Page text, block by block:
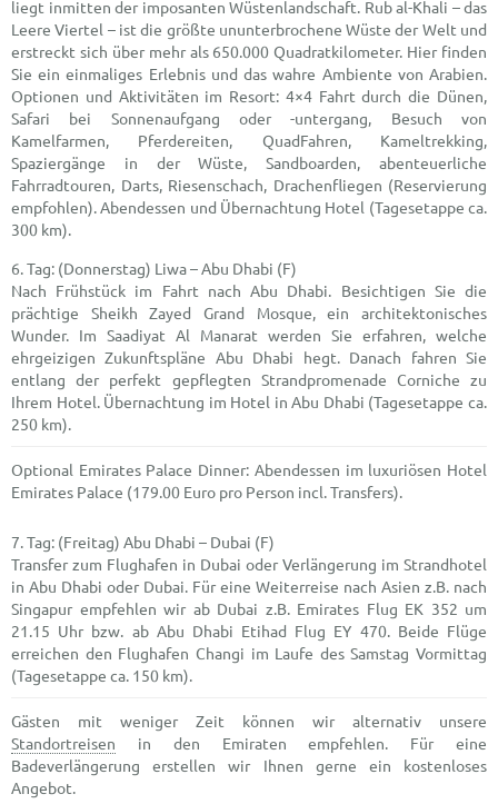
liegt inmitten der imposanten Wüstenlandschaft. Rub al-Khali – das
Leere Viertel – ist die größte ununterbrochene Wüste der Welt und
erstreckt sich über mehr als 650.000 Quadratkilometer. Hier finden
Sie ein einmaliges Erlebnis und das wahre Ambiente von Arabien.
Optionen und Aktivitäten im Resort: 4×4 Fahrt durch die Dünen,
Safari bei Sonnenaufgang oder -untergang, Besuch von
Kamelfarmen, Pferdereiten, QuadFahren, Kameltrekking,
Spaziergänge in der Wüste, Sandboarden, abenteuerliche
Fahrradtouren, Darts, Riesenschach, Drachenfliegen (Reservierung
empfohlen). Abendessen und Übernachtung Hotel (Tagesetappe ca.
300 km).
(Donnerstag) Liwa – Abu Dhabi (F)
Nach Frühstück im Fahrt nach Abu Dhabi. Besichtigen Sie die
prächtige Sheikh Zayed Grand Mosque, ein architektonisches
Wunder. Im Saadiyat Al Manarat werden Sie erfahren, welche
ehrgeizigen Zukunftspläne Abu Dhabi hegt. Danach fahren Sie
entlang der perfekt gepflegten Strandpromenade Corniche zu
Ihrem Hotel. Übernachtung im Hotel in Abu Dhabi (Tagesetappe ca.
250 km).
Optional Emirates Palace Dinner: Abendessen im luxuriösen Hotel
Emirates Palace (179.00 Euro pro Person incl. Transfers).
(Freitag) Abu Dhabi – Dubai (F)
Transfer zum Flughafen in Dubai oder Verlängerung im Strandhotel
in Abu Dhabi oder Dubai. Für eine Weiterreise nach Asien z.B. nach
Singapur empfehlen wir ab Dubai z.B. Emirates Flug EK 352 um
21.15 Uhr bzw. ab Abu Dhabi Etihad Flug EY 470. Beide Flüge
erreichen den Flughafen Changi im Laufe des Samstag Vormittag
(Tagesetappe ca. 150 km).
Gästen mit weniger Zeit können wir alternativ unsere
Standortreisen in den Emiraten empfehlen. Für eine
Badeverlängerung erstellen wir Ihnen gerne ein kostenloses
Angebot.